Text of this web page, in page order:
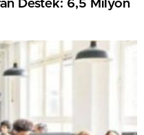
Destek: 6,5 Milyon